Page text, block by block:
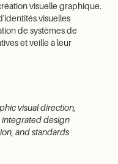
visuelle graphique.
visuelles
de systèmes de
et veille à leur
visual direction,
integrated design
and standards